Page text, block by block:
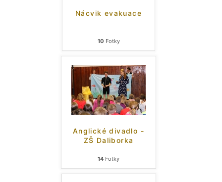
Nácvik evakuace
10 Fotky
Anglické divadlo -
ZŠ Daliborka
14 Fotky